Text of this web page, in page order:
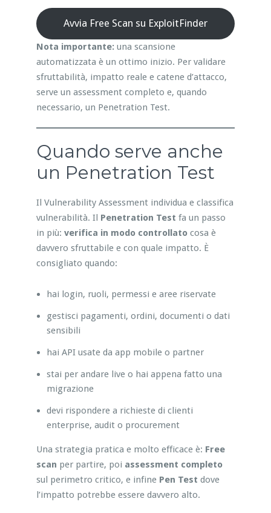
Avvia Free Scan su ExploitFinder
Nota importante: una scansione
automatizzata è un ottimo inizio. Per validare
sfruttabilità, impatto reale e catene d’attacco,
serve un assessment completo e, quando
necessario, un Penetration Test.
Quando serve anche
un Penetration Test
Il Vulnerability Assessment individua e classifica
vulnerabilità. Il Penetration Test fa un passo
in più: verifica in modo controllatocosa è
davvero sfruttabile e con quale impatto. È
consigliato quando:
hai login, ruoli, permessi e aree riservate
gestisci pagamenti, ordini, documenti o dati
sensibili
hai API usate da app mobile o partner
stai per andare live o hai appena fatto una
migrazione
devi rispondere a richieste di clienti
enterprise, audit o procurement
Una strategia pratica e molto efficace è: Free
scan per partire, poi assessment completo
sul perimetro critico, e infine Pen Test dove
l’impatto potrebbe essere davvero alto.